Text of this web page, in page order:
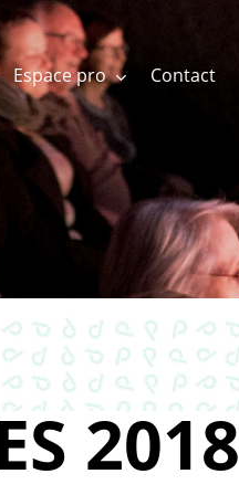
Espace pro Contact
2018